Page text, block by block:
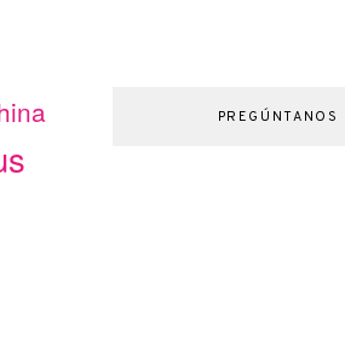
PREGÚNTANOS